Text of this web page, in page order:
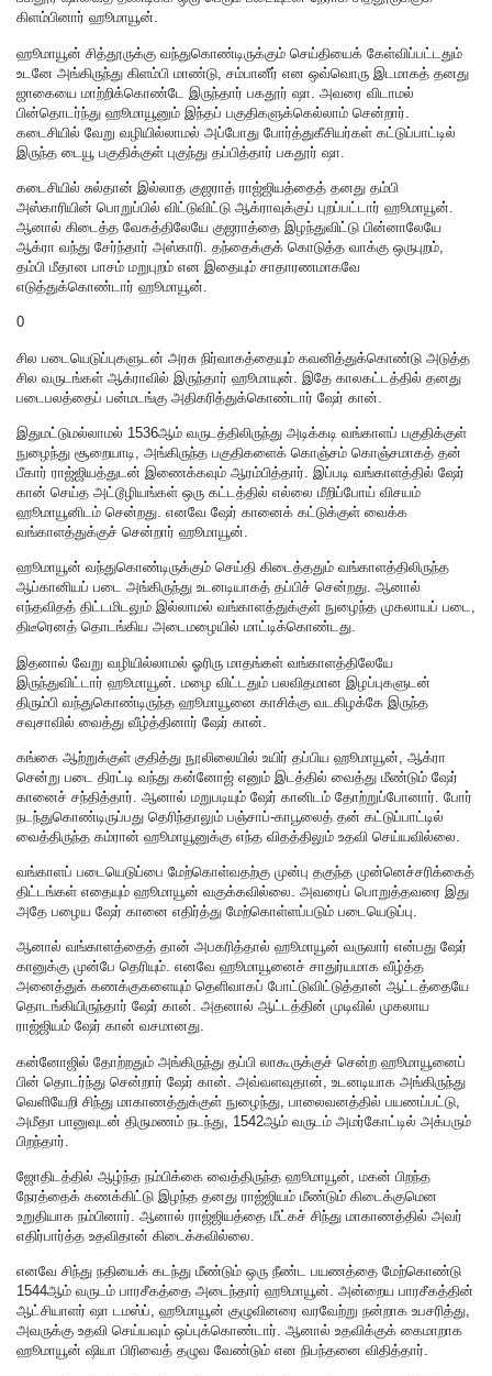
கிளம்பினார் ஹூமாயூன்.
ஹூமாயூன் சித்தூருக்கு வந்துகொண்டிருக்கும் செய்தியைக் கேள்விப்பட்டதும்
உடனே அங்கிருந்து கிளம்பி மாண்டு, சம்பானீர் என ஒவ்வொரு இடமாகத் தனது
ஜாகையை மாற்றிக்கொண்டே இருந்தார் பகதூர் ஷா. அவரை விடாமல்
பின்தொடர்ந்து ஹூமாயூனும் இந்தப் பகுதிகளுக்கெல்லாம் சென்றார்.
கடைசியில் வேறு வழியில்லாமல் அப்போது போர்த்துகீசியர்கள் கட்டுப்பாட்டில்
இருந்த டையூ பகுதிக்குள் புகுந்து தப்பித்தார் பகதூர் ஷா.
கடைசியில் சுல்தான் இல்லாத குஜராத் ராஜ்ஜியத்தைத் தனது தம்பி
அஸ்காரியின் பொறுப்பில் விட்டுவிட்டு ஆக்ராவுக்குப் புறப்பட்டார் ஹூமாயூன்.
ஆனால் கிடைத்த வேகத்திலேயே குஜராத்தை இழந்துவிட்டு பின்னாலேயே
ஆக்ரா வந்து சேர்ந்தார் அஸ்காரி. தந்தைக்குக் கொடுத்த வாக்கு ஒருபுறம்,
தம்பி மீதான பாசம் மறுபுறம் என இதையும் சாதாரணமாகவே
எடுத்துக்கொண்டார் ஹூமாயூன்.
0
சில படையெடுப்புகளுடன் அரசு நிர்வாகத்தையும் கவனித்துக்கொண்டு அடுத்த
சில வருடங்கள் ஆக்ராவில் இருந்தார் ஹூமாயுன். இதே காலகட்டத்தில் தனது
படைபலத்தைப் பன்மடங்கு அதிகரித்துக்கொண்டார் ஷேர் கான்.
இதுமட்டுமல்லாமல் 1536ஆம் வருடத்திலிருந்து அடிக்கடி வங்காளப் பகுதிக்குள்
நுழைந்து சூறையாடி, அங்கிருந்த பகுதிகளைக் கொஞ்சம் கொஞ்சமாகத் தன்
பீகார் ராஜ்ஜியத்துடன் இணைக்கவும் ஆரம்பித்தார். இப்படி வங்காளத்தில் ஷேர்
கான் செய்த அட்டூழியங்கள் ஒரு கட்டத்தில் எல்லை மீறிப்போய் விசயம்
ஹூமாயூனிடம் சென்றது. எனவே ஷேர் கானைக் கட்டுக்குள் வைக்க
வங்காளத்துக்குச் சென்றார் ஹூமாயூன்.
ஹூமாயூன் வந்துகொண்டிருக்கும் செய்தி கிடைத்ததும் வங்காளத்திலிருந்த
ஆப்கானியப் படை அங்கிருந்து உடனடியாகத் தப்பிச் சென்றது. ஆனால்
எந்தவிதத் திட்டமிடலும் இல்லாமல் வங்காளத்துக்குள் நுழைந்த முகலாயப் படை,
திடீரெனத் தொடங்கிய அடைமழையில் மாட்டிக்கொண்டது.
இதனால் வேறு வழியில்லாமல் ஓரிரு மாதங்கள் வங்காளத்திலேயே
இருந்துவிட்டார் ஹூமாயூன். மழை விட்டதும் பலவிதமான இழப்புகளுடன்
திரும்பி வந்துகொண்டிருந்த ஹூமாயூனை காசிக்கு வடகிழக்கே இருந்த
சவுசாவில் வைத்து வீழ்த்தினார் ஷேர் கான்.
கங்கை ஆற்றுக்குள் குதித்து நூலிலையில் உயிர் தப்பிய ஹூமாயூன், ஆக்ரா
சென்று படை திரட்டி வந்து கன்னோஜ் எனும் இடத்தில் வைத்து மீண்டும் ஷேர்
கானைச் சந்தித்தார். ஆனால் மறுபடியும் ஷேர் கானிடம் தோற்றுப்போனார். போர்
நடந்துகொண்டிருப்பது தெரிந்தாலும் பஞ்சாப்-காபூலைத் தன் கட்டுப்பாட்டில்
வைத்திருந்த கம்ரான் ஹூமாயூனுக்கு எந்த விதத்திலும் உதவி செய்யவில்லை.
வங்காளப் படையெடுப்பை மேற்கொள்வதற்கு முன்பு தகுந்த முன்னெச்சரிக்கைத்
திட்டங்கள் எதையும் ஹூமாயூன் வகுக்கவில்லை. அவரைப் பொறுத்தவரை இது
அதே பழைய ஷேர் கானை எதிர்த்து மேற்கொள்ளப்படும் படையெடுப்பு.
ஆனால் வங்காளத்தைத் தான் அபகரித்தால் ஹூமாயூன் வருவார் என்பது ஷேர்
கானுக்கு முன்பே தெரியும். எனவே ஹூமாயூனைச் சாதுர்யமாக வீழ்த்த
அனைத்துக் கணக்குகளையும் தெளிவாகப் போட்டுவிட்டுத்தான் ஆட்டத்தையே
தொடங்கியிருந்தார் ஷேர் கான். அதனால் ஆட்டத்தின் முடிவில் முகலாய
ராஜ்ஜியம் ஷேர் கான் வசமானது.
கன்னோஜில் தோற்றதும் அங்கிருந்து தப்பி லாகூருக்குச் சென்ற ஹூமாயூனைப்
பின் தொடர்ந்து சென்றார் ஷேர் கான். அவ்வளவுதான், உடனடியாக அங்கிருந்து
வெளியேறி சிந்து மாகாணத்துக்குள் நுழைந்து, பாலைவனத்தில் பயணப்பட்டு,
அமீதா பானுவுடன் திருமணம் நடந்து, 1542ஆம் வருடம் அமர்கோட்டில் அக்பரும்
பிறந்தார்.
ஜோதிடத்தில் ஆழ்ந்த நம்பிக்கை வைத்திருந்த ஹூமாயூன், மகன் பிறந்த
நேரத்தைக் கணக்கிட்டு இழந்த தனது ராஜ்ஜியம் மீண்டும் கிடைக்குமென
உறுதியாக நம்பினார். ஆனால் ராஜ்ஜியத்தை மீட்கச் சிந்து மாகாணத்தில் அவர்
எதிர்பார்த்த உதவிதான் கிடைக்கவில்லை.
எனவே சிந்து நதியைக் கடந்து மீண்டும் ஒரு நீண்ட பயணத்தை மேற்கொண்டு
1544ஆம் வருடம் பாரசீகத்தை அடைந்தார் ஹூமாயூன். அன்றைய பாரசீகத்தின்
ஆட்சியாளர் ஷா டமஸ்ப், ஹூமாயூன் குழுவினரை வரவேற்று நன்றாக உபசரித்து,
அவருக்கு உதவி செய்யவும் ஒப்புக்கொண்டார். ஆனால் உதவிக்குக் கைமாறாக
ஹூமாயூன் ஷியா பிரிவைத் தழுவ வேண்டும் என நிபந்தனை விதித்தார்.